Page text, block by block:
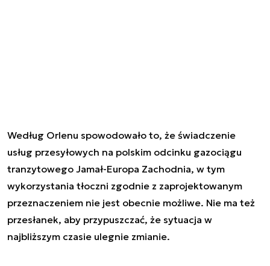
Według Orlenu spowodowało to, że świadczenie
usług przesyłowych na polskim odcinku gazociągu
tranzytowego Jamał-Europa Zachodnia, w tym
wykorzystania tłoczni zgodnie z zaprojektowanym
przeznaczeniem nie jest obecnie możliwe. Nie ma też
przesłanek, aby przypuszczać, że sytuacja w
najbliższym czasie ulegnie zmianie.